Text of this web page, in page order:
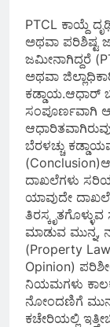
PTCL ಕಾಯ್ದೆ
ಅಥವಾ ಪರಿಶಿಷ್ಟ
ಜಮೀನಾಗಿದ್ದರೆ
ಅಥವಾ
ಸಂಪೂರ್ಣವಾಗಿ
ಬೆರಳಚ್ಚು
ದಾಖಲೆಗಳು
ಯಾವುದೇ
ಮಾಡುವ ಮುನ್ನ,
(Property
Opinion)
ನಿಯಮಗಳು
ನೋಂದಣಿಗೆ
ಕಚೇರಿಯಲ್ಲಿ